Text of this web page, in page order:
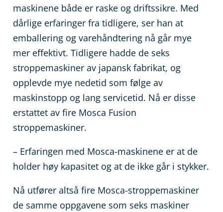
maskinene både er raske og driftssikre. Med
dårlige erfaringer fra tidligere, ser han at
emballering og varehåndtering nå går mye
mer effektivt. Tidligere hadde de seks
stroppemaskiner av japansk fabrikat, og
opplevde mye nedetid som følge av
maskinstopp og lang servicetid. Nå er disse
erstattet av fire Mosca Fusion
stroppemaskiner.
– Erfaringen med Mosca-maskinene er at de
holder høy kapasitet og at de ikke går i stykker.
Nå utfører altså fire Mosca-stroppemaskiner
de samme oppgavene som seks maskiner